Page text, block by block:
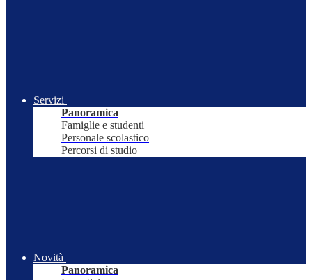
Servizi
Panoramica
Famiglie e studenti
Personale scolastico
Percorsi di studio
Novità
Panoramica